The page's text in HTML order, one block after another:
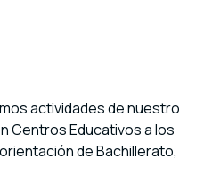
actividades de nuestro
Centros Educativos a los
de Bachillerato,